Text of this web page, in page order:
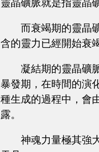
靈晶礦脈就是指靈晶
而衰竭期的靈晶
含的靈力已經開始衰
凝結期的靈晶礦
暴發期，在時間的演
種生成的過程中，會
露。
神魂力量極其強